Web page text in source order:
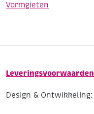
Vormgieten
Leveringsvoorwaarden
Design & Ontwikkeling: